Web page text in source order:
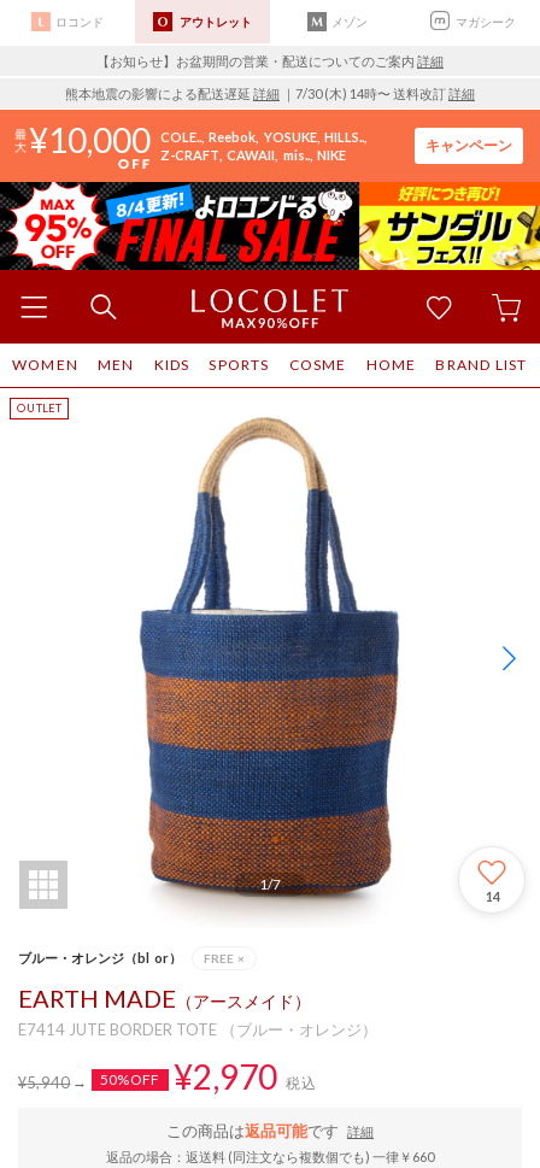
ロコンド アウトレット メゾン マガシーク
【お知らせ】お盆期間の営業・配送についてのご案内 詳細
熊本地震の影響による配送遅延 詳細 ｜7/30 (木) 14時〜 送料改訂詳細
10,000 COLE.. Reebok YOSUKE HILLS..
Z-CRAFT CAWAII mis.. NIKE
キャンペーン
WOMEN MEN KIDS SPORTS COSME HOME BRAND LIST
1/7
14
ブルー・オレンジ（bl_or） FREE ×
EARTH MADE （アースメイド）
E7414 JUTE BORDER TOTE （ブルー・オレンジ）
¥5,940 50%OFF ¥2,970 税込
この商品は返品可能です
詳細
返品の場合：返送料 (同注文なら複数個でも) 一律￥660